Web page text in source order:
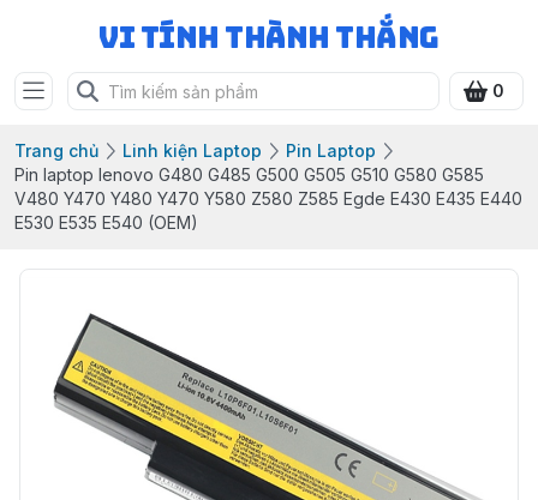
Vi Tính Thành Thắng
0
Trang chủ Linh kiện Laptop
Pin Laptop
Pin laptop lenovo G480 G485 G500 G505 G510 G580 G585
V480 Y470 Y480 Y470 Y580 Z580 Z585 Egde E430 E435 E440
E530 E535 E540 (OEM)